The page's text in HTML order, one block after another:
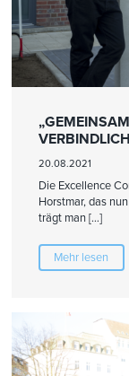
20.08.2021
Die Excellence
Horstmar, das
trägt man […]
Mehr lesen